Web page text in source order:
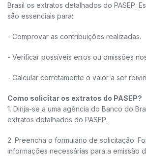
Brasil os extratos detalhados do PASEP.
são essenciais para:
- Comprovar as contribuições realizadas.
- Verificar possíveis erros ou omissões
- Calcular corretamente o valor a ser
Como solicitar os extratos do PASEP?
1. Dirija-se a uma agência do Banco do
extratos detalhados do PASEP.
2. Preencha o formulário de solicitação:
informações necessárias para a emissão